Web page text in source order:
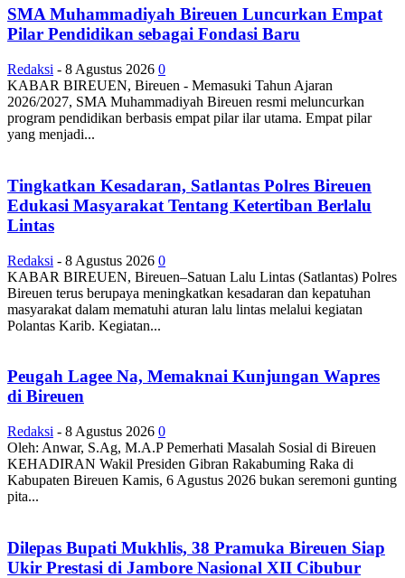
SMA Muhammadiyah Bireuen Luncurkan Empat
Pilar Pendidikan sebagai Fondasi Baru
Redaksi - 8 Agustus 2026 0
KABAR BIREUEN, Bireuen - Memasuki Tahun Ajaran
2026/2027, SMA Muhammadiyah Bireuen resmi meluncurkan
program pendidikan berbasis empat pilar ilar utama. Empat pilar
yang menjadi...
Tingkatkan Kesadaran, Satlantas Polres Bireuen
Edukasi Masyarakat Tentang Ketertiban Berlalu
Lintas
Redaksi - 8 Agustus 2026 0
KABAR BIREUEN, Bireuen–Satuan Lalu Lintas (Satlantas) Polres
Bireuen terus berupaya meningkatkan kesadaran dan kepatuhan
masyarakat dalam mematuhi aturan lalu lintas melalui kegiatan
Polantas Karib. Kegiatan...
Peugah Lagee Na, Memaknai Kunjungan Wapres
di Bireuen
Redaksi - 8 Agustus 2026 0
Oleh: Anwar, S.Ag, M.A.P Pemerhati Masalah Sosial di Bireuen
KEHADIRAN Wakil Presiden Gibran Rakabuming Raka di
Kabupaten Bireuen Kamis, 6 Agustus 2026 bukan seremoni gunting
pita...
Dilepas Bupati Mukhlis, 38 Pramuka Bireuen Siap
Ukir Prestasi di Jambore Nasional XII Cibubur